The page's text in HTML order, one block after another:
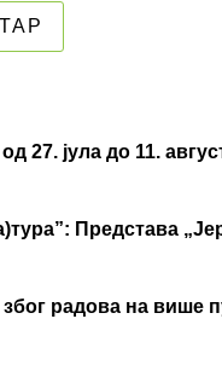
27. јула до 11.
Представа
радова на више